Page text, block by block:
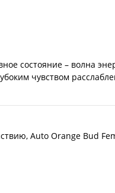
состояние – волна
чувством
Auto Orange Bud